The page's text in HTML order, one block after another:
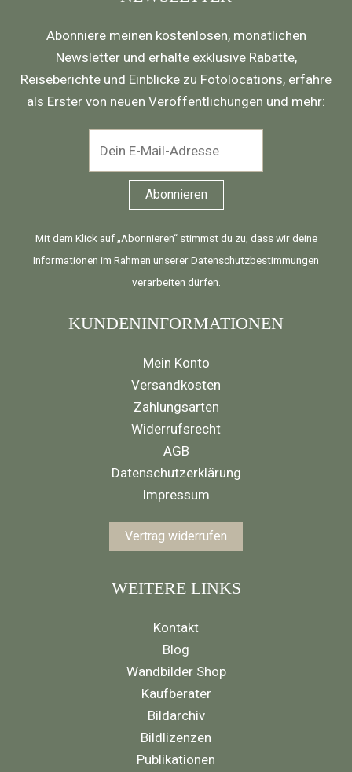
Abonniere meinen kostenlosen, monatlichen
Newsletter und erhalte exklusive Rabatte,
Reiseberichte und Einblicke zu Fotolocations, erfahre
als Erster von neuen Veröffentlichungen und mehr:
Mit dem Klick auf „Abonnieren“ stimmst du zu, dass wir deine
Informationen im Rahmen unsererDatenschutzbestimmungen
verarbeiten dürfen.
KUNDENINFORMATIONEN
Mein Konto
Versandkosten
Zahlungsarten
Widerrufsrecht
AGB
Datenschutzerklärung
Impressum
Vertrag widerrufen
WEITERE LINKS
Kontakt
Blog
Wandbilder Shop
Kaufberater
Bildarchiv
Bildlizenzen
Publikationen